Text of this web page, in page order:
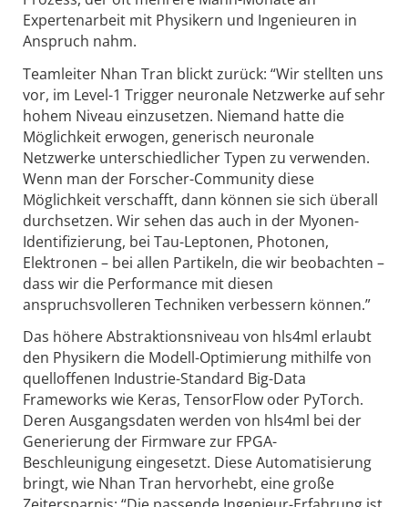
Expertenarbeit mit Physikern und Ingenieuren in
Anspruch nahm.
Teamleiter Nhan Tran blickt zurück: “Wir stellten uns
vor, im Level-1 Trigger neuronale Netzwerke auf sehr
hohem Niveau einzusetzen. Niemand hatte die
Möglichkeit erwogen, generisch neuronale
Netzwerke unterschiedlicher Typen zu verwenden.
Wenn man der Forscher-Community diese
Möglichkeit verschafft, dann können sie sich überall
durchsetzen. Wir sehen das auch in der Myonen-
Identifizierung, bei Tau-Leptonen, Photonen,
Elektronen – bei allen Partikeln, die wir beobachten –
dass wir die Performance mit diesen
anspruchsvolleren Techniken verbessern können.”
Das höhere Abstraktionsniveau von hls4ml erlaubt
den Physikern die Modell-Optimierung mithilfe von
quelloffenen Industrie-Standard Big-Data
Frameworks wie Keras, TensorFlow oder PyTorch.
Deren Ausgangsdaten werden von hls4ml bei der
Generierung der Firmware zur FPGA-
Beschleunigung eingesetzt. Diese Automatisierung
bringt, wie Nhan Tran hervorhebt, eine große